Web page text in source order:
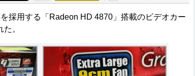
採用する「Radeon HD 4870」搭載のビデオカー
。